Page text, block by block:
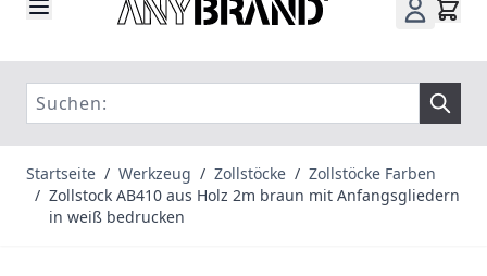
Startseite / Werkzeug / Zollstöcke / Zollstöcke Farben
/ Zollstock AB410 aus Holz 2m braun mit Anfangsgliedern
in weiß bedrucken